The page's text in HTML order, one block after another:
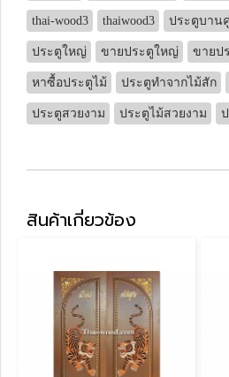
thai-wood3 thaiwood3 ประตูบาน
ประตูใหญ่ ขายประตูใหญ่ ขายป
หาซื้อประตูไม้ ประตูทำจากไม้สัก
ประตูสวยงาม ประตูไม้สวยงาม
สินค้าเกี่ยวข้อง